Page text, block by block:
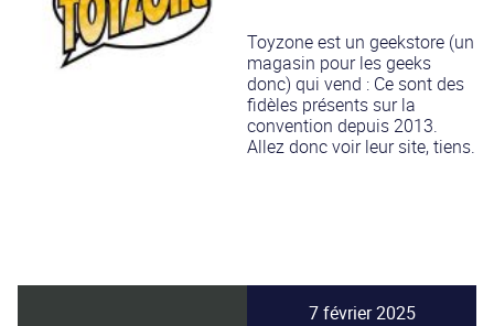
Toyzone est un geekstore (un
magasin pour les geeks
donc) qui vend : Ce sont des
fidèles présents sur la
convention depuis 2013.
Allez donc voir leur site, tiens.
7 février 2025